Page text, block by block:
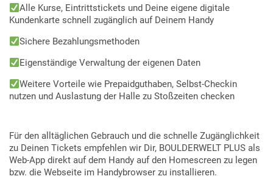
Alle Kurse, Eintrittstickets und Deine eigene digitale
Kundenkarte schnell zugänglich auf Deinem Handy
Sichere Bezahlungsmethoden
Eigenständige Verwaltung der eigenen Daten
Weitere Vorteile wie Prepaidguthaben, Selbst-Checkin
nutzen und Auslastung der Halle zu Stoßzeiten checken
Für den alltäglichen Gebrauch und die schnelle Zugänglichkeit
zu Deinen Tickets empfehlen wir Dir, BOULDERWELT PLUS als
Web-App direkt auf dem Handy auf den Homescreen zu legen
bzw. die Webseite im Handybrowser zu installieren.